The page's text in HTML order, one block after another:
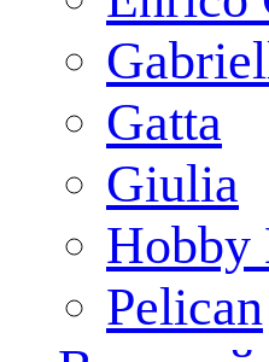
Gatta
Giulia
Hobby
Pelican